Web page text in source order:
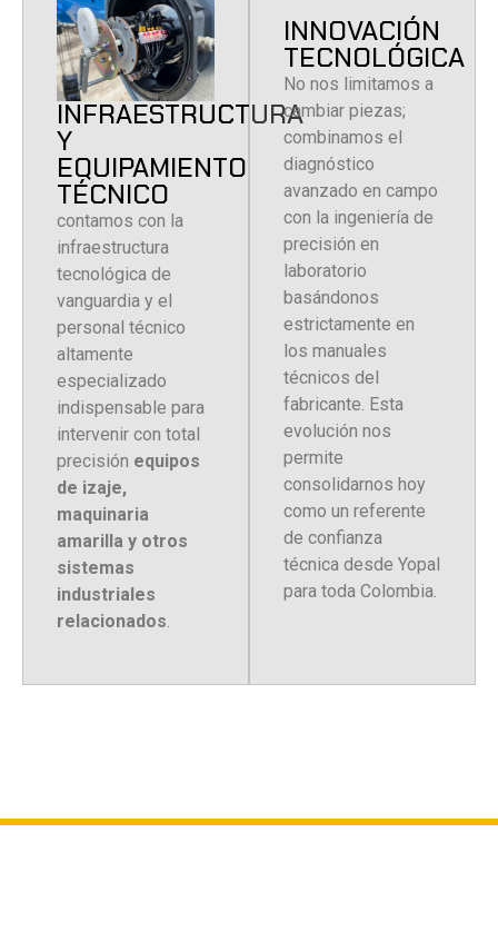
INFRAESTRUCTURA
Y
EQUIPAMIENTO
TÉCNICO
contamos con la
infraestructura
tecnológica de
vanguardia y el
personal técnico
altamente
especializado
indispensable para
intervenir con total
precisión equipos
de izaje,
maquinaria
amarilla y otros
sistemas
industriales
relacionados.
INNOVACIÓN
TECNOLÓGICA
No nos limitamos a
cambiar piezas;
combinamos el
diagnóstico
avanzado en campo
con la ingeniería de
precisión en
laboratorio
basándonos
estrictamente en
los manuales
técnicos del
fabricante Esta
evolución nos
permite
consolidarnos hoy
como un referente
de confianza
técnica desde Yopal
para toda Colombia